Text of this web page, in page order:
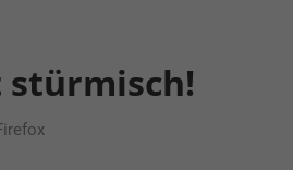
stürmisch!